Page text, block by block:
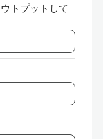
トプットして